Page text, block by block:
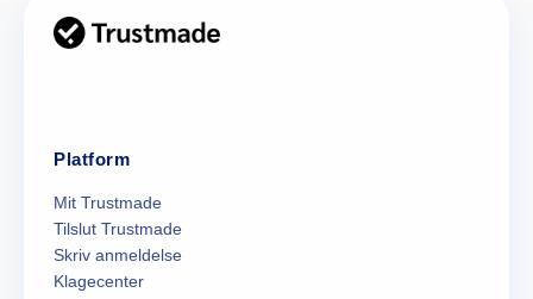
Platform
Mit Trustmade
Tilslut Trustmade
Skriv anmeldelse
Klagecenter